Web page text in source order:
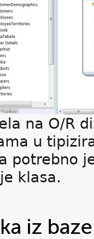
na O/R
u
potrebno
klasa.
iz baze